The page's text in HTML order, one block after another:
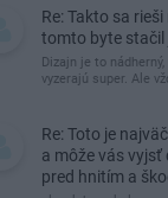
Re: Takto sa
tomto byte stačil
Dizajn je to
vyzerajú super. Ale
Re: Toto je
a môže vás
pred hnitím a